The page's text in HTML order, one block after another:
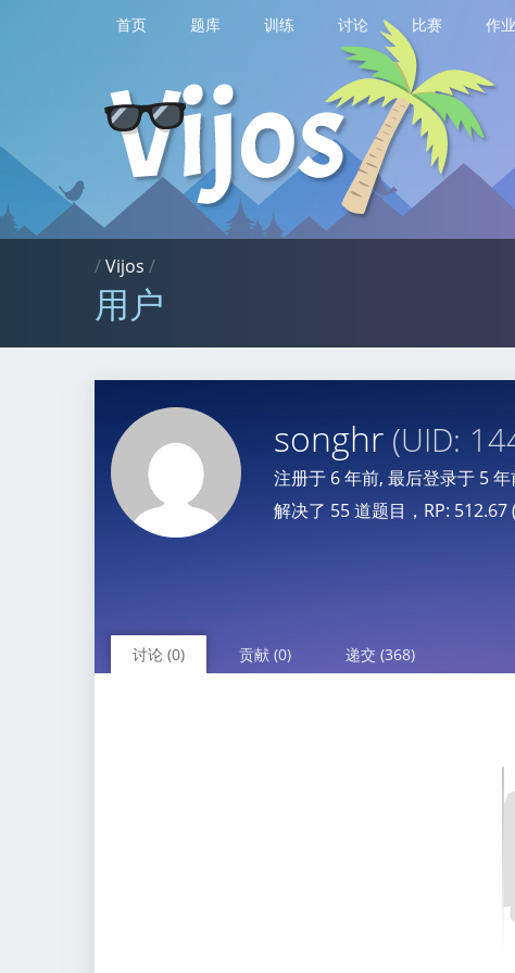
首页 题库 训练 讨论 比赛 作业
/Vijos /
用户
songhr (UID:
注册于 6 年前, 最后登录于 5
解决了 55 道题目，RP: 512.67
讨论 (0) 贡献 (0) 递交 (368)